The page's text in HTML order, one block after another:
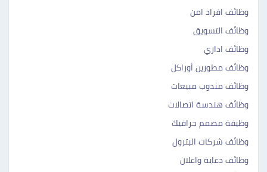
وظائف افراد امن
وظائف التسويق
وظائف اداري
وظائف مطورين أوراكل
وظائف مندوب مبيعات
وظائف هندسة اتصالات
وظيفة مصمم جرافيك
وظائف شركات البترول
وظائف دعاية واعلان